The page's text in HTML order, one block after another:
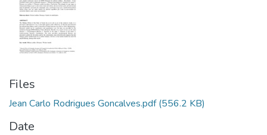
Files
Jean Carlo Rodrigues Goncalves.pdf(556.2 KB)
Date